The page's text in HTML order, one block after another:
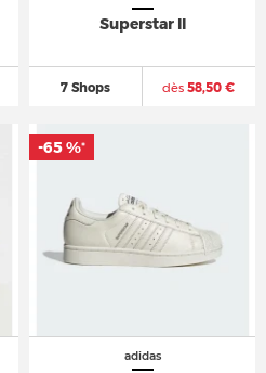
Superstar II
7 Shops dès 58,50 €
adidas
-65 %*